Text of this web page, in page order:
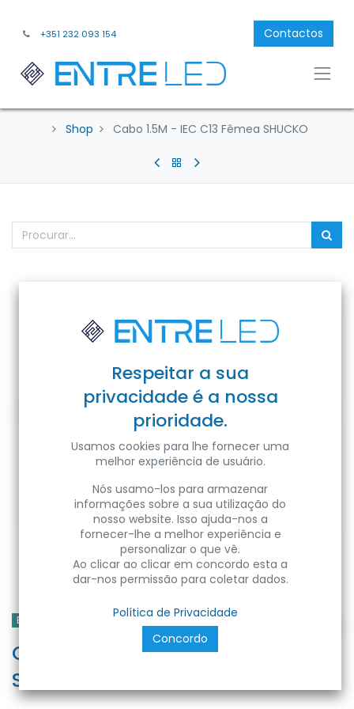
+351 232 093 154 Contactos
Shop Cabo 1.5M - IEC C13 Fêmea SHUCKO
EPLUS LIGHTING
Cabo 1.5M - IEC C13 Fêmea
SHUCKO
Respeitar a sua
privacidade é a nossa
prioridade.
Usamos cookies para lhe fornecer uma
melhor experiência de usuário.
Nós usamo-los para armazenar
informações sobre a sua utilização do
nosso website. Isso ajuda-nos a
fornecer-lhe a melhor experiência e
personalizar o que vê.
Ao clicar ao clicar em concordo esta a
dar-nos permissão para coletar dados.
Política de Privacidade
Concordo